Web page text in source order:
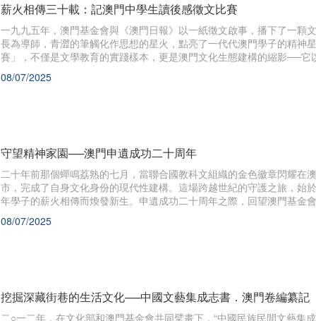
薪火相傳三十載：記澳門中學生讀後感徵文比賽
一九九五年，澳門基金會與《澳門日報》以一紙徵文啟事，播下了一顆
長為導師，青澀的筆觸化作思想的星火，點亮了一代代澳門學子的精神
賽」，不僅是文學教育的實踐樣本，更是澳門文化生態建構的縮影──
交匯中，探尋文明的真諦。
08/07/2025
守望精神家園──澳門申遺成功二十周年
二十年前那個蟬鳴荔熟的七月，當聯合國教科文組織的金色徽章閃耀在
市，完成了自身文化身份的現代性建構。這場跨越世紀的守護之旅，始
年學子的薪火相傳而煥發新生。申遺成功二十周年之際，回望澳門基
園裏的世遺種子計劃，再到持續三十載的知識傳播體系構建，我們看到
史詩。
08/07/2025
挖掘深藏街巷的生活文化──中國文藝集成志書．澳門卷編纂記
二○一二年，在文化部和澳門基金會共同擘畫下，“中國民族民間文藝集